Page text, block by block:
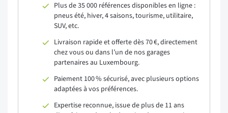
Plus de 35 000 références disponibles en ligne :
pneus été, hiver, 4 saisons, tourisme, utilitaire,
SUV, etc.
Livraison rapide et offerte dès 70 €, directement
chez vous ou dans l’un de nos garages
partenaires au Luxembourg.
Paiement 100 % sécurisé, avec plusieurs options
adaptées à vos préférences.
Expertise reconnue, issue de plus de 11 ans